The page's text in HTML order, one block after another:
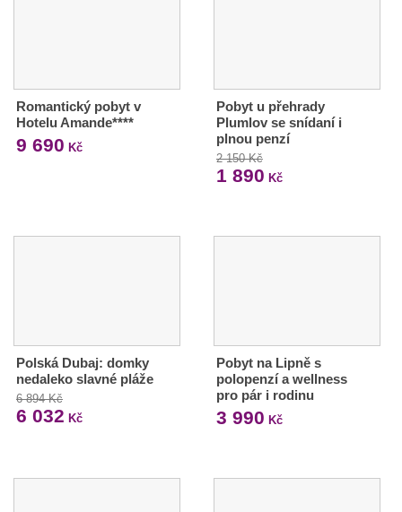
Romantický pobyt v
Hotelu Amande****
9 690 Kč
Pobyt u přehrady
Plumlov se snídaní i
plnou penzí
2 150 Kč
1 890 Kč
Polská Dubaj: domky
nedaleko slavné pláže
6 894 Kč
6 032 Kč
Pobyt na Lipně s
polopenzí a wellness
pro pár i rodinu
3 990 Kč